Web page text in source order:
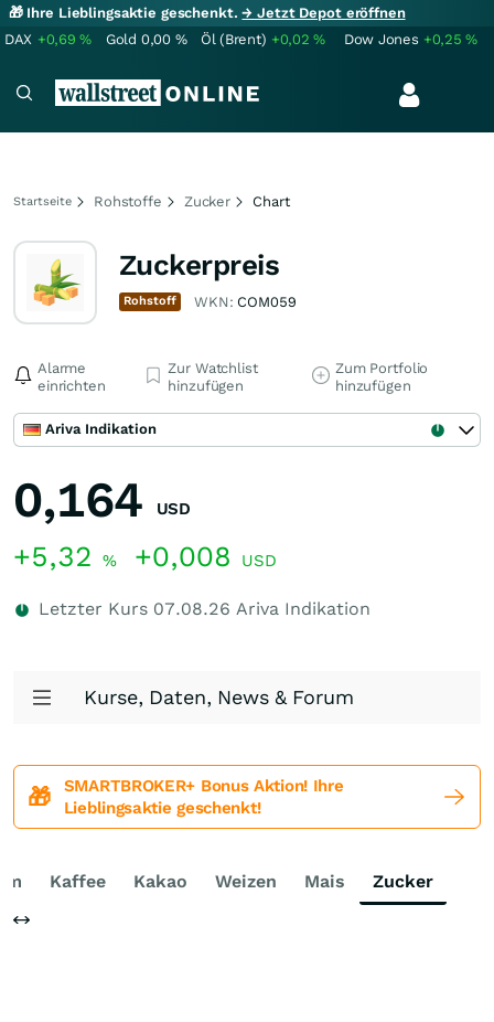
🎁 Ihre Lieblingsaktie geschenkt.→ Jetzt Depot eröffnen
DAX +0,69% Gold 0,00 % Öl (Brent) +0,02% Dow Jones +0,25%
Startseite Rohstoffe Zucker Chart
Zuckerpreis
Rohstoff WKN: COM059
Alarme
einrichten
Zur Watchlist
hinzufügen
Zum Portfolio
hinzufügen
Ariva Indikation
0,164 USD
+5,32 % +0,008 USD
Letzter Kurs 07.08.26 Ariva Indikation
Kurse, Daten, News & Forum
🎁
SMARTBROKER+ Bonus Aktion! Ihre
Lieblingsaktie geschenkt!
Kaffee Kakao Weizen Mais Zucker